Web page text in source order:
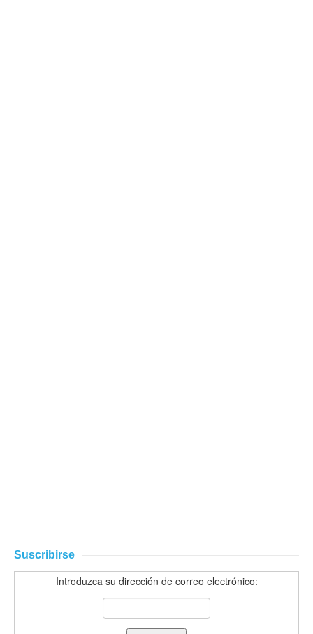
Suscribirse
Introduzca su dirección de correo electrónico: